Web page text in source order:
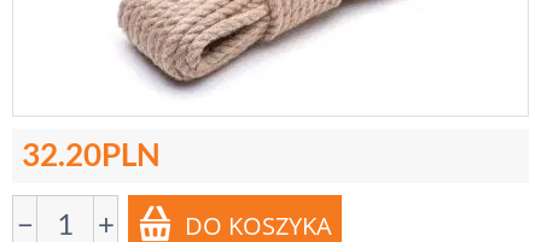
32.20PLN
− +